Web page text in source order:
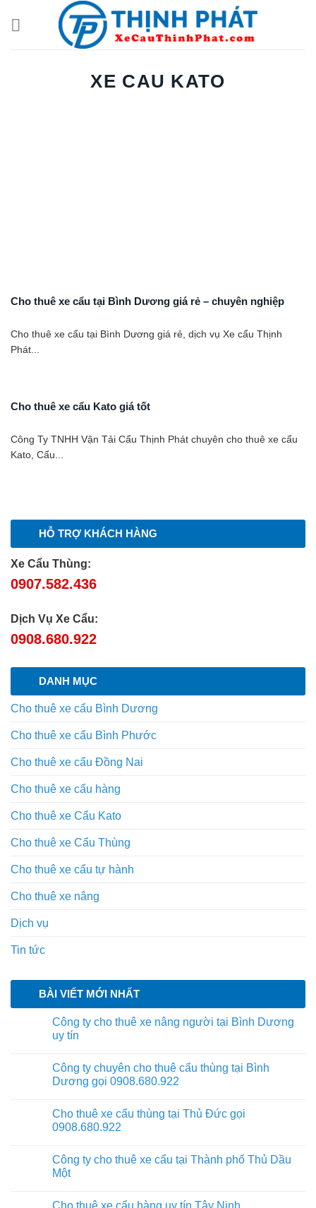
XE CAU KATO
HỖ TRỢ KHÁCH HÀNG
Xe Cẩu Thùng:
0907.582.436
Dịch Vụ Xe Cẩu:
0908.680.922
DANH MỤC
Cho thuê xe cẩu Bình Dương
Cho thuê xe cẩu Bình Phước
Cho thuê xe cẩu Đồng Nai
Cho thuê xe cẩu hàng
Cho thuê xe Cẩu Kato
Cho thuê xe Cẩu Thùng
Cho thuê xe cẩu tự hành
Cho thuê xe nâng
Dịch vụ
Tin tức
BÀI VIẾT MỚI NHẤT
Công ty cho thuê xe nâng người tại Bình Dương
uy tín
Công ty chuyên cho thuê cẩu thùng tại Bình
Dương gọi 0908.680.922
Cho thuê xe cẩu thùng tại Thủ Đức gọi
0908.680.922
Công ty cho thuê xe cẩu tại Thành phố Thủ Dầu
Một
Cho thuê xe cẩu tại Bình Dương giá rẻ – chuyên nghiệp
Cho thuê xe cẩu tại Bình Dương giá rẻ, dịch vụ Xe cẩu Thịnh
Phát...
Cho thuê xe cẩu Kato giá tốt
Công Ty TNHH Vận Tải Cẩu Thịnh Phát chuyên cho thuê xe cẩu
Kato, Cẩu...